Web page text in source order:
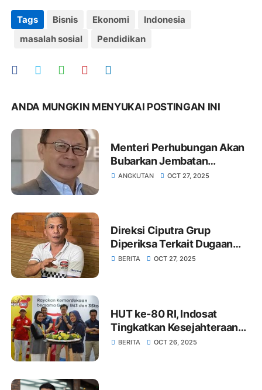
Tags Bisnis Ekonomi
Indonesia
masalah sosial
Pendidikan
ANDA MUNGKIN MENYUKAI POSTINGAN INI
Menteri Perhubungan Akan
Bubarkan Jembatan
Timbang, Ini Tanggapan
ANGKUTAN OCT 27, 2025
Direksi Ciputra Grup
Diperiksa Terkait Dugaan
Penyalahgunaan Tanah
BERITA OCT 27, 2025
HUT ke-80 RI, Indosat
Tingkatkan Kesejahteraan
Ekonomi dan Digital
BERITA OCT 26, 2025